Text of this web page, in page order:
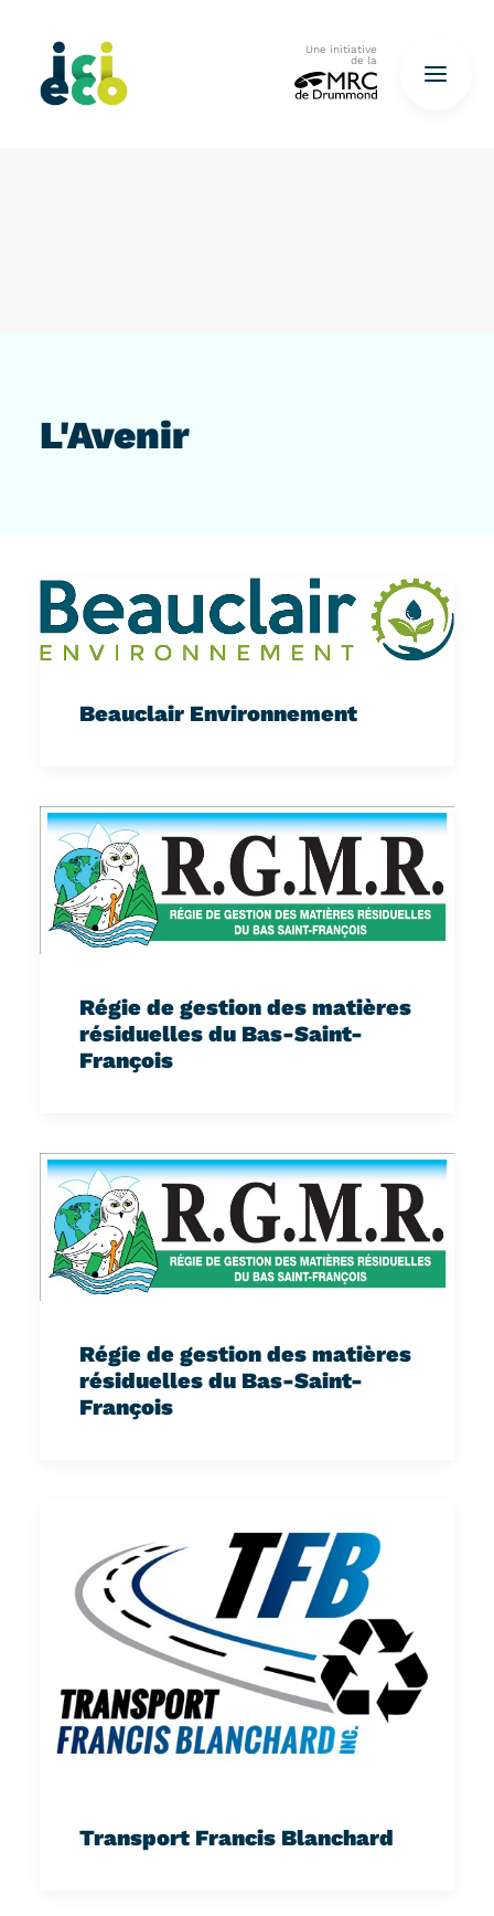
Une initiative
de la
L'Avenir
Beauclair Environnement
Régie de gestion des matières
résiduelles du Bas-Saint-
François
Régie de gestion des matières
résiduelles du Bas-Saint-
François
Transport Francis Blanchard